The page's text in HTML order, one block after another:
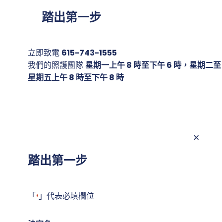
踏出第一步
立即致電 615-743-1555
我們的照護團隊星期一上午 8 時至下午 6 時，星期二至
星期五上午 8 時至下午 8 時
踏出第一步
「* 」代表必填欄位